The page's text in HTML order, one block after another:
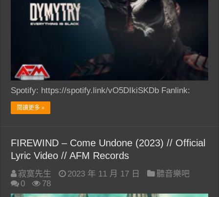
Spotify: https://spotify.link/vO5DIkiSKDb Fanlink:
閱讀更多 »
FIREWIND – Come Undone (2023) // Official
Lyric Video // AFM Records
寂寞先生 2023 年 11 月 17 日
聽音樂吧
0
78